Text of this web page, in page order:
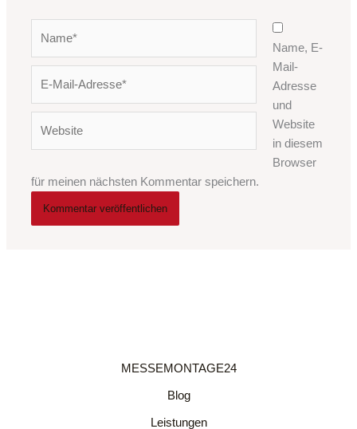
Adresse*
Name, E-
Mail-
Adresse
und
Website
in diesem
Browser
für meinen nächsten Kommentar speichern.
MESSEMONTAGE24
Blog
Leistungen